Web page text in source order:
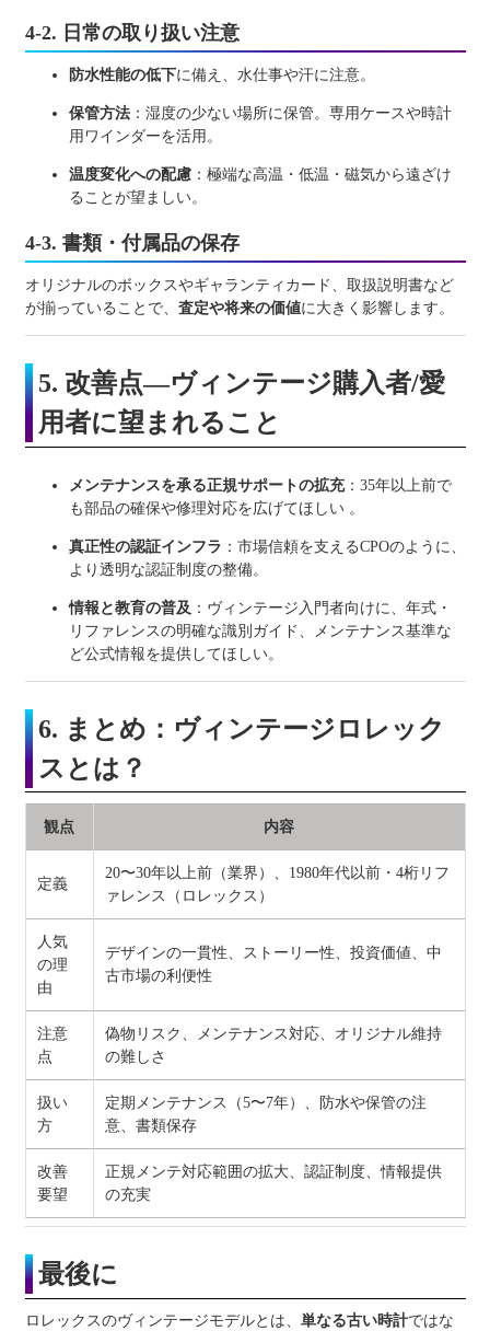
4-2. 日常の取り扱い注意
防水性能の低下に備え、水仕事や汗に注意。
保管方法：湿度の少ない場所に保管。専用ケースや時計
用ワインダーを活用。
温度変化への配慮：極端な高温・低温・磁気から遠ざけ
ることが望ましい。
4-3. 書類・付属品の保存
オリジナルのボックスやギャランティカード、取扱説明書など
が揃っていることで、 査定や将来の価値に大きく影響します。
5. 改善点—ヴィンテージ購入者/愛
用者に望まれること
メンテナンスを承る正規サポートの拡充：35年以上前で
も部品の確保や修理対応を広げてほしい 。
真正性の認証インフラ ：市場信頼を支えるCPOのように、
より透明な認証制度の整備。
情報と教育の普及 ：ヴィンテージ入門者向けに、年式・
リファレンスの明確な識別ガイド、メンテナンス基準な
ど公式情報を提供してほしい。
6. まとめ：ヴィンテージロレック
スとは？
観点 内容
定義
20〜30年以上前（業界）、1980年代以前・4桁リフ
ァレンス（ロレックス）
人気
の理
由
デザインの一貫性、ストーリー性、投資価値、中
古市場の利便性
注意
点
偽物リスク、メンテナンス対応、オリジナル維持
の難しさ
扱い
方
定期メンテナンス（5〜7年）、防水や保管の注
意、書類保存
改善
要望
正規メンテ対応範囲の拡大、認証制度、情報提供
の充実
最後に
ロレックスのヴィンテージモデルとは、 単なる古い時計ではな